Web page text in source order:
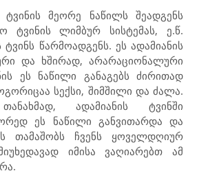
მეორე ნაწილს შეადგენს
ტვინის ლიმბურ სისტემას, ე.წ.
ტვინს წარმოადგენს. ეს ადამიანის
და ხშირად, არარაციონალური
ეს ნაწილი განაგებს ძირითად
სექსი, შიმშილი და ძალა.
ადამიანის ტვინში
ეს ნაწილი განვითარდა და
თამაშობს ჩვენს ყოველდღიურ
იმისა ვაღიარებთ ამ